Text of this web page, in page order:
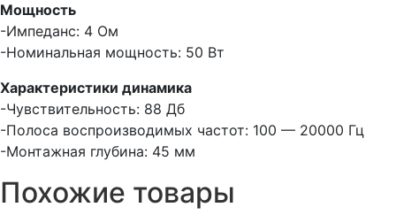
Мощность
-Импеданс: 4 Ом
-Номинальная мощность: 50 Вт
Характеристики динамика
-Чувствительность: 88 Дб
-Полоса воспроизводимых частот: 100 — 20000 Гц
-Монтажная глубина: 45 мм
Похожие товары